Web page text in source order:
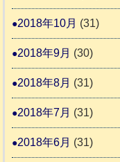
2018年10月 (31)
2018年9月 (30)
2018年8月 (31)
2018年7月 (31)
2018年6月 (31)